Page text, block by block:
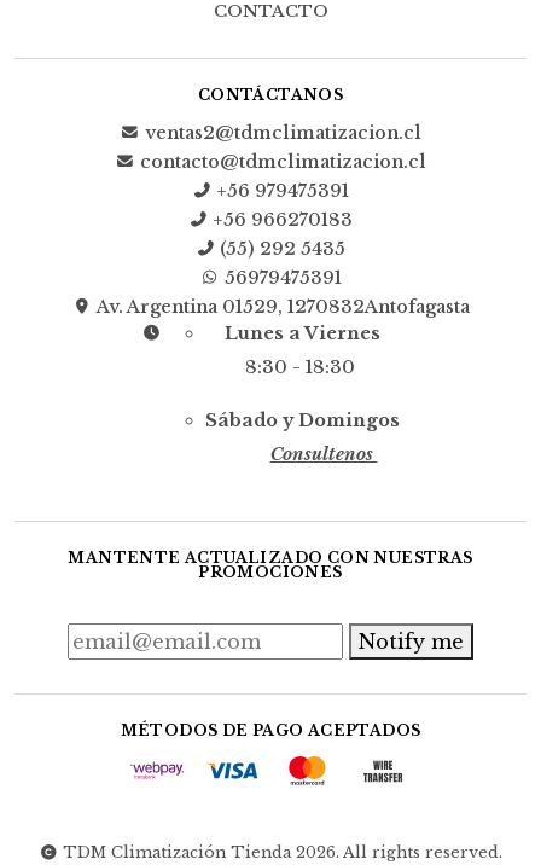
CONTACTO
CONTÁCTANOS
ventas2@tdmclimatizacion.cl
contacto@tdmclimatizacion.cl
+56 979475391
+56 966270183
(55) 292 5435
56979475391
Av. Argentina 01529, 1270832Antofagasta
Lunes a Viernes
8:30 - 18:30
Sábado y Domingos
Consultenos
MANTENTE ACTUALIZADO CON NUESTRAS
PROMOCIONES
Notify me
MÉTODOS DE PAGO ACEPTADOS
TDM Climatización Tienda 2026. All rights reserved.